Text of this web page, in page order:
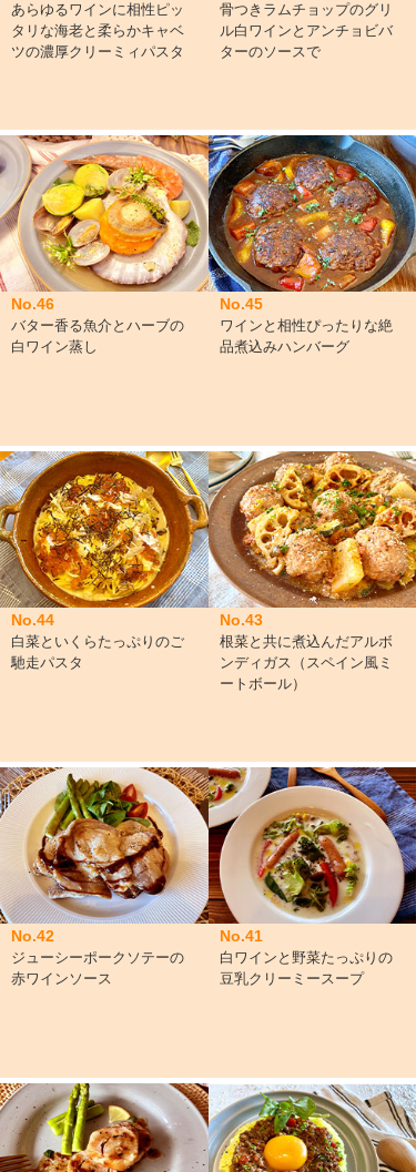
あらゆるワインに相性ピッ
タリな海老と柔らかキャベ
ツの濃厚クリーミィパスタ
骨つきラムチョップのグリ
ル白ワインとアンチョビバ
ターのソースで
No.46
バター香る魚介とハーブの
白ワイン蒸し
No.45
ワインと相性ぴったりな絶
品煮込みハンバーグ
No.44
白菜といくらたっぷりのご
馳走パスタ
No.43
根菜と共に煮込んだアルボ
ンディガス（スペイン風ミ
ートボール）
No.42
ジューシーポークソテーの
赤ワインソース
No.41
白ワインと野菜たっぷりの
豆乳クリーミースープ